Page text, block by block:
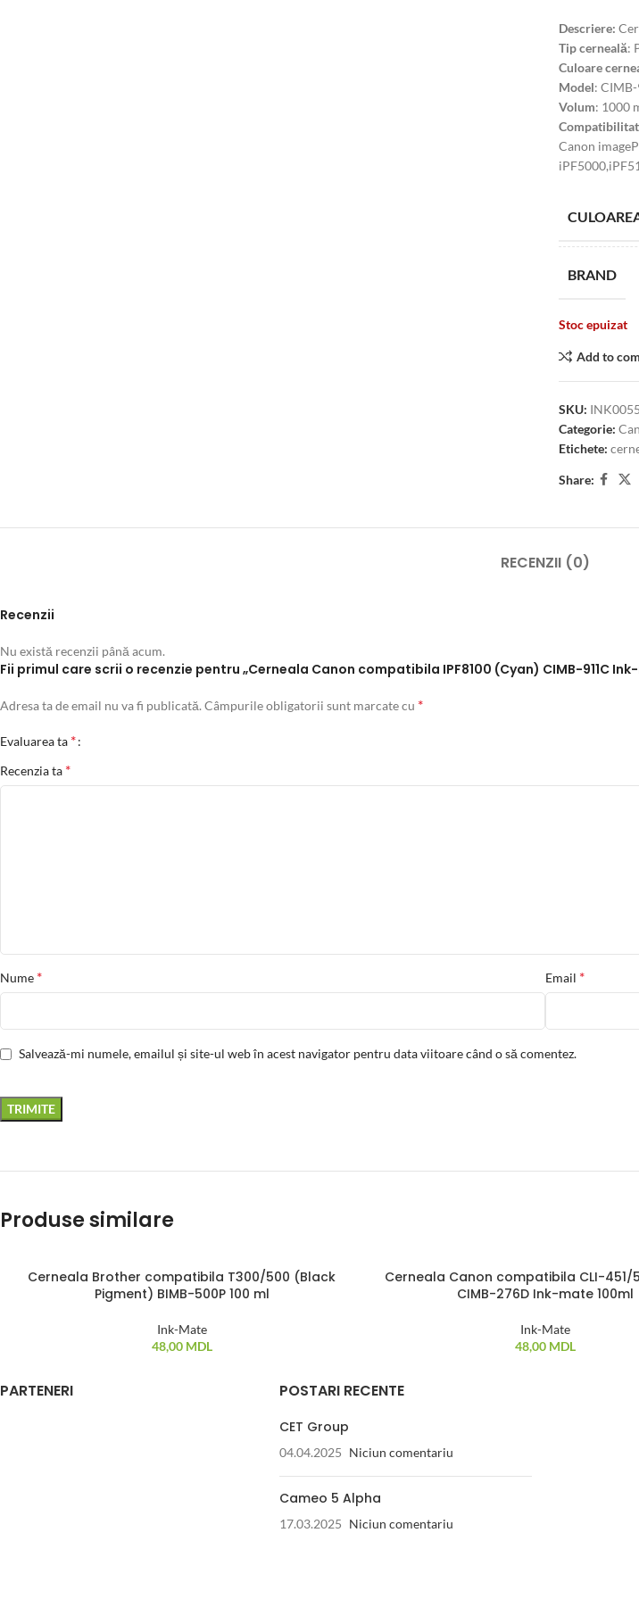
Descriere:
Tip cerneală:
Culoare
Model:
Volum: 1000
Canon
BRAND
Stoc epuizat
Add to
SKU:
Categorie:
Etichete:
Share:
RECENZII (0)
Recenzii
Nu există recenzii până acum.
Fii primul care scrii o recenzie pentru „Cerneala Canon compatibila IPF8100 (Cyan) CIMB-911C
Adresa ta de email nu va fi publicată. Câmpurile obligatorii sunt marcate cu *
Evaluarea ta *
Recenzia ta *
Nume * Email *
Salvează-mi numele, emailul și site-ul web în acest navigator pentru data viitoare când o să comentez.
Produse similare
Cerneala Brother compatibila T300/500 (Black
Pigment) BIMB-500P 100 ml
Ink-Mate
48,00 MDL
STOC EPUIZAT
Cerneala Canon compatibila CLI-451/
CIMB-276D Ink-mate 100ml
Ink-Mate
48,00 MDL
PARTENERI POSTARI RECENTE
CET Group
04.04.2025 Niciun comentariu
Cameo 5 Alpha
17.03.2025 Niciun comentariu